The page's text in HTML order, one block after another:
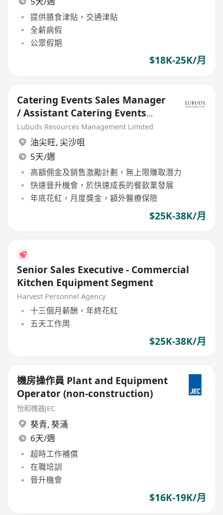
提供膳食津貼，交通津貼
全薪病假
公眾假期
$18K-25K/月
Catering Events Sales Manager
/ Assistant Catering Events
Sales Manager
Lubuds Resources Management Limited
油尖旺, 尖沙咀
5天/週
高額佣金及銷售激勵計劃，無上限賺取潛力
快速晉升機會，於快速成長的餐飲業發展
年底花紅，月度獎金，額外醫療保險
$25K-38K/月
Senior Sales Executive - Commercial
Kitchen Equipment Segment
Harvest Personnel Agency
十三個月薪酬，年終花紅
五天工作周
$25K-38K/月
機房操作員 Plant and Equipment
Operator (non-construction)
怡和機器JEC
葵青, 葵涌
6天/週
超時工作補償
在職培訓
晉升機會
$16K-19K/月